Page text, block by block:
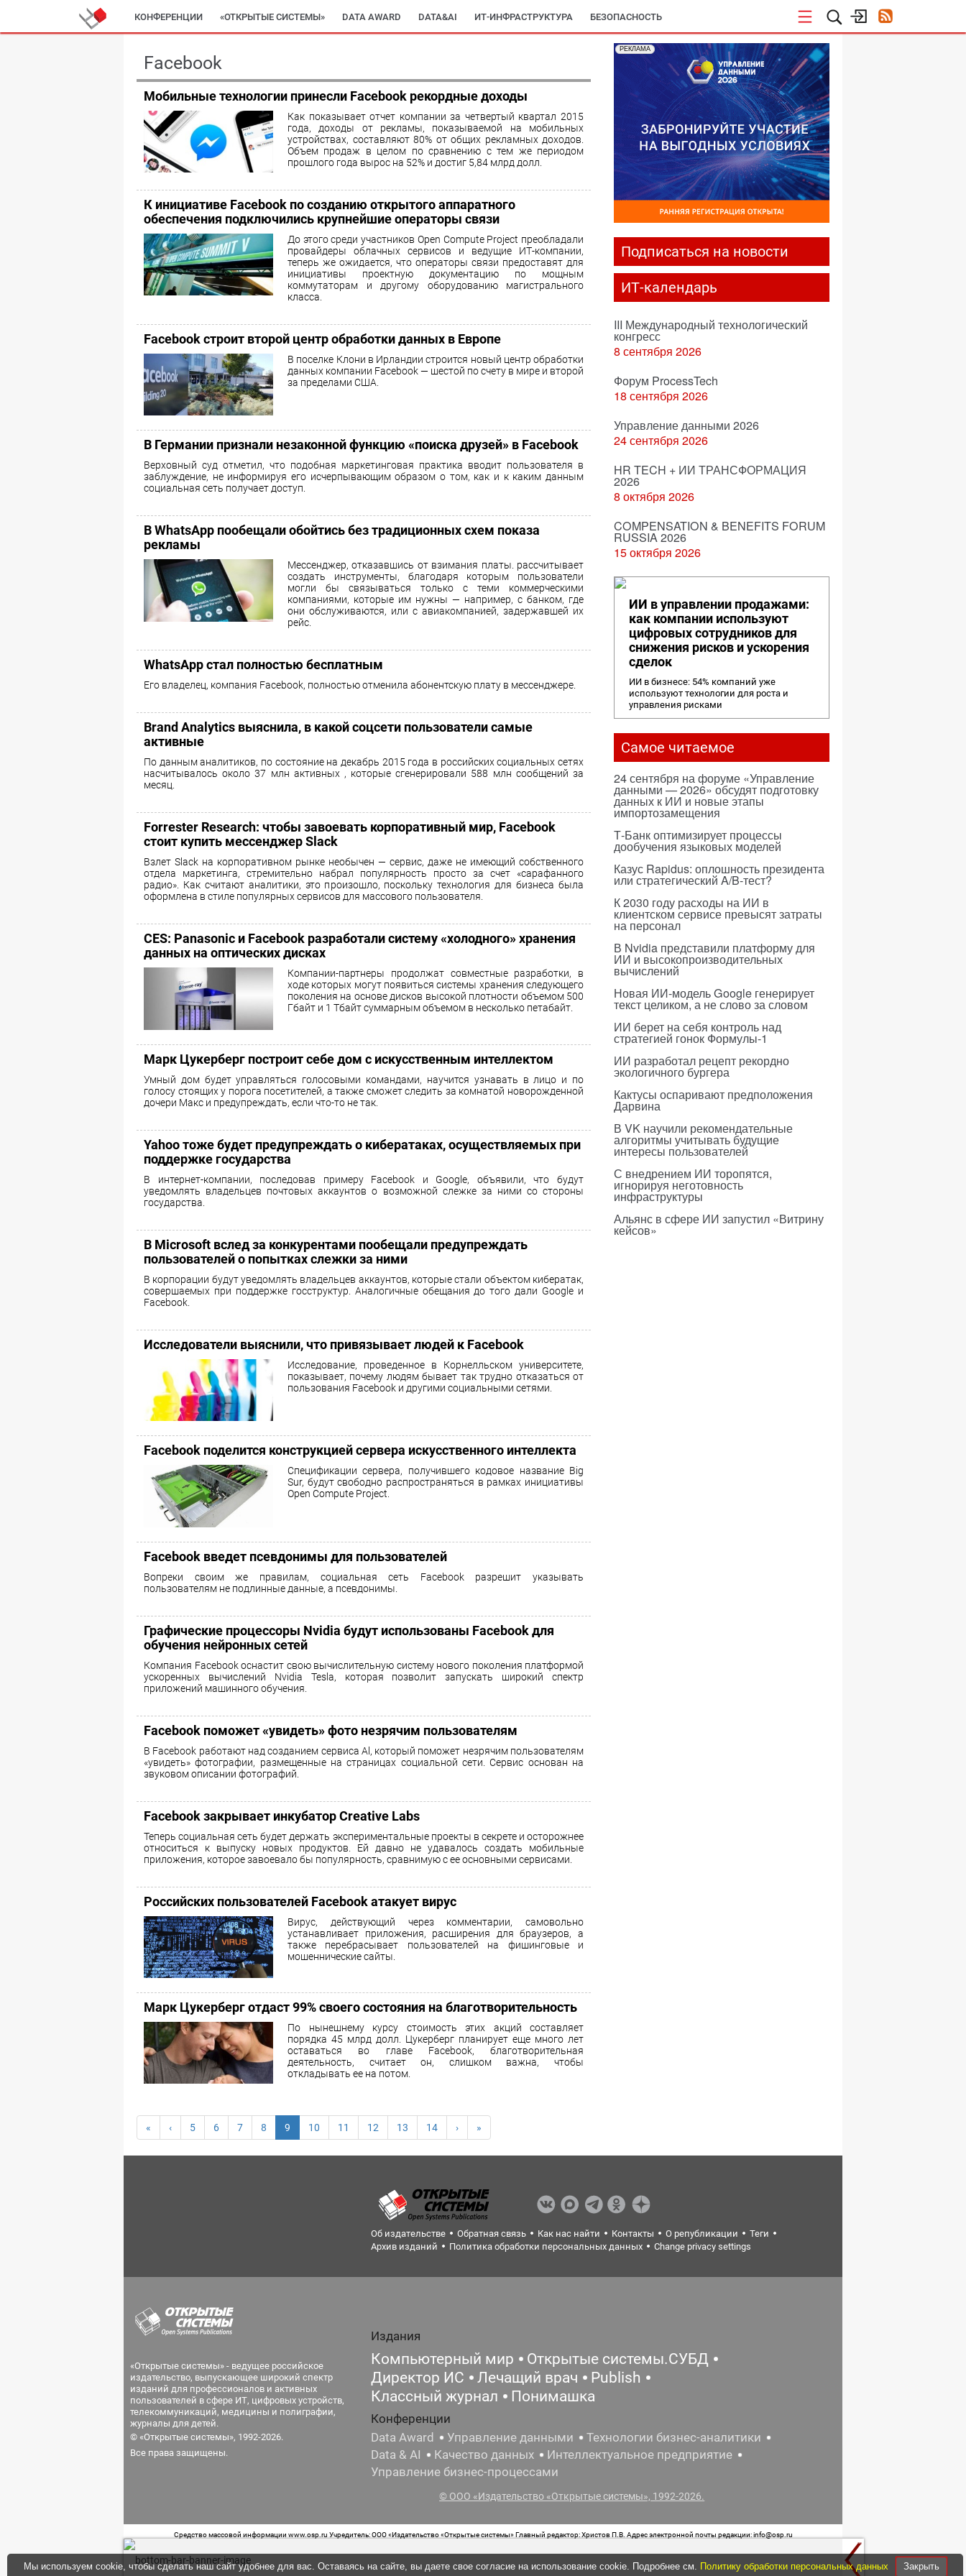
КОНФЕРЕНЦИИ «ОТКРЫТЫЕ СИСТЕМЫ» DATA AWARD DATA&AI ИТ-ИНФРАСТРУКТУРА БЕЗОПАСНОСТЬ
Facebook
Мобильные технологии принесли Facebook рекордные доходы
Как показывает отчет компании за четвертый квартал 2015
года, доходы от рекламы, показываемой на мобильных
устройствах, составляют 80% от общих рекламных доходов.
Объем продаж в целом по сравнению с тем же периодом
прошлого года вырос на 52% и достиг 5,84 млрд долл.
К инициативе Facebook по созданию открытого аппаратного
обеспечения подключились крупнейшие операторы связи
До этого среди участников Open Compute Project преобладали
провайдеры облачных сервисов и ведущие ИТ-компании,
теперь же ожидается, что операторы связи предоставят для
инициативы проектную документацию по мощным
коммутаторам и другому оборудованию магистрального
класса.
Facebook строит второй центр обработки данных в Европе
В поселке Клони в Ирландии строится новый центр обработки
данных компании Facebook — шестой по счету в мире и второй
за пределами США.
В Германии признали незаконной функцию «поиска друзей» в Facebook
Верховный суд отметил, что подобная маркетинговая практика вводит пользователя в
заблуждение, не информируя его исчерпывающим образом о том, как и к каким данным
социальная сеть получает доступ.
В WhatsApp пообещали обойтись без традиционных схем показа
рекламы
Мессенджер, отказавшись от взимания платы. рассчитывает
создать инструменты, благодаря которым пользователи
могли бы связываться только с теми коммерческими
компаниями, которые им нужны — например, с банком, где
они обслуживаются, или с авиакомпанией, задержавшей их
рейс.
WhatsApp стал полностью бесплатным
Его владелец, компания Facebook, полностью отменила абонентскую плату в мессенджере.
Brand Analytics выяснила, в какой соцсети пользователи самые
активные
По данным аналитиков, по состояние на декабрь 2015 года в российских социальных сетях
насчитывалось около 37 млн активных , которые сгенерировали 588 млн сообщений за
месяц.
Forrester Research: чтобы завоевать корпоративный мир, Facebook
стоит купить мессенджер Slack
Взлет Slack на корпоративном рынке необычен — сервис, даже не имеющий собственного
отдела маркетинга, стремительно набрал популярность просто за счет «сарафанного
радио». Как считают аналитики, это произошло, поскольку технология для бизнеса была
оформлена в стиле популярных сервисов для массового пользователя.
CES: Panasonic и Facebook разработали систему «холодного» хранения
данных на оптических дисках
Компании-партнеры продолжат совместные разработки, в
ходе которых могут появиться системы хранения следующего
поколения на основе дисков высокой плотности объемом 500
Гбайт и 1 Тбайт суммарным объемом в несколько петабайт.
Марк Цукерберг построит себе дом с искусственным интеллектом
Умный дом будет управляться голосовыми командами, научится узнавать в лицо и по
голосу стоящих у порога посетителей, а также сможет следить за комнатой новорожденной
дочери Макс и предупреждать, если что-то не так.
Yahoo тоже будет предупреждать о кибератаках, осуществляемых при
поддержке государства
В интернет-компании, последовав примеру Facebook и Google, объявили, что будут
уведомлять владельцев почтовых аккаунтов о возможной слежке за ними со стороны
государства.
В Microsoft вслед за конкурентами пообещали предупреждать
пользователей о попытках слежки за ними
В корпорации будут уведомлять владельцев аккаунтов, которые стали объектом кибератак,
совершаемых при поддержке госструктур. Аналогичные обещания до того дали Google и
Facebook.
Исследователи выяснили, что привязывает людей к Facebook
Исследование, проведенное в Корнелльском университете,
показывает, почему людям бывает так трудно отказаться от
пользования Facebook и другими социальными сетями.
Facebook поделится конструкцией сервера искусственного интеллекта
Спецификации сервера, получившего кодовое название Big
Sur, будут свободно распространяться в рамках инициативы
Open Compute Project.
Facebook введет псевдонимы для пользователей
Вопреки своим же правилам, социальная сеть Facebook разрешит указывать
пользователям не подлинные данные, а псевдонимы.
Графические процессоры Nvidia будут использованы Facebook для
обучения нейронных сетей
Компания Facebook оснастит свою вычислительную систему нового поколения платформой
ускоренных вычислений Nvidia Tesla, которая позволит запускать широкий спектр
приложений машинного обучения.
Facebook поможет «увидеть» фото незрячим пользователям
В Facebook работают над созданием сервиса Al, который поможет незрячим пользователям
«увидеть» фотографии, размещенные на страницах социальной сети. Сервис основан на
звуковом описании фотографий.
Facebook закрывает инкубатор Creative Labs
Теперь социальная сеть будет держать экспериментальные проекты в секрете и осторожнее
относиться к выпуску новых продуктов. Ей давно не удавалось создать мобильные
приложения, которое завоевало бы популярность, сравнимую с ее основными сервисами.
Российских пользователей Facebook атакует вирус
Вирус, действующий через комментарии, самовольно
устанавливает приложения, расширения для браузеров, а
также перебрасывает пользователей на фишинговые и
мошеннические сайты.
Марк Цукерберг отдаст 99% своего состояния на благотворительность
По нынешнему курсу стоимость этих акций составляет
порядка 45 млрд долл. Цукерберг планирует еще много лет
оставаться во главе Facebook, благотворительная
деятельность, считает он, слишком важна, чтобы
откладывать ее на потом.
« ‹ 5 6 7 8 9 10 11 12 13 14 › »
РЕКЛАМА
Подписаться на новости
ИТ-календарь
III Международный технологический
конгресс
8 сентября 2026
Форум ProcessTech
18 сентября 2026
Управление данными 2026
24 сентября 2026
HR TECH + ИИ ТРАНСФОРМАЦИЯ
2026
8 октября 2026
COMPENSATION & BENEFITS FORUM
RUSSIA 2026
15 октября 2026
ИИ в управлении продажами:
как компании используют
цифровых сотрудников для
снижения рисков и ускорения
сделок
ИИ в бизнесе: 54% компаний уже
используют технологии для роста и
управления рисками
Самое читаемое
24 сентября на форуме «Управление
данными — 2026» обсудят подготовку
данных к ИИ и новые этапы
импортозамещения
Т-Банк оптимизирует процессы
дообучения языковых моделей
Казус Rapidus: оплошность президента
или стратегический A/B-тест?
К 2030 году расходы на ИИ в
клиентском сервисе превысят затраты
на персонал
В Nvidia представили платформу для
ИИ и высокопроизводительных
вычислений
Новая ИИ-модель Google генерирует
текст целиком, а не слово за словом
ИИ берет на себя контроль над
стратегией гонок Формулы-1
ИИ разработал рецепт рекордно
экологичного бургера
Кактусы оспаривают предположения
Дарвина
В VK научили рекомендательные
алгоритмы учитывать будущие
интересы пользователей
С внедрением ИИ торопятся,
игнорируя неготовность
инфраструктуры
Альянс в сфере ИИ запустил «Витрину
кейсов»
Об издательстве Обратная связь Как нас найти Контакты О републикации
Теги
Архив изданий
Политика обработки персональных данных Change privacy settings
«Открытые системы» - ведущее российское
издательство, выпускающее широкий спектр
изданий для профессионалов и активных
пользователей в сфере ИТ, цифровых устройств,
телекоммуникаций, медицины и полиграфии,
журналы для детей.
© «Открытые системы», 1992-2026.
Все права защищены.
Издания
Компьютерный мир
Открытые системы.СУБД
Директор ИС
Лечащий врач
Publish
Классный журнал
Понимашка
Конференции
Data Award
Управление данными
Технологии бизнес-аналитики
Data & AI
Качество данных
Интеллектуальное предприятие
Управление бизнес-процессами
© ООО «Издательство «Открытые системы», 1992-2026.
Средство массовой информации www.osp.ru Учредитель: ООО «Издательство «Открытые системы» Главный редактор: Христов П.В. Адрес электронной почты редакции: info@osp.ru
Мы используем cookie, чтобы сделать наш сайт удобнее для вас. Оставаясь на сайте, вы даете свое согласие на использование cookie. Подробнее см. Политику обработки персональных данных Закрыть